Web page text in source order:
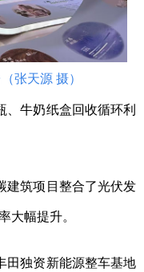
张天源 摄）
牛奶纸盒回收循环利
筑项目整合了光伏发
大幅提升。
独资新能源整车基地